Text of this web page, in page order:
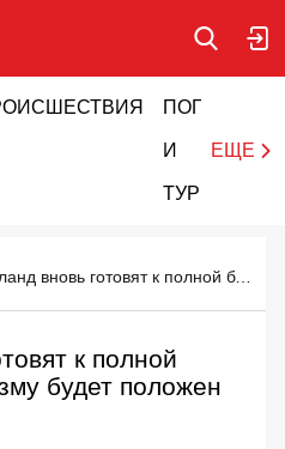
ПОГОДА
И
ТУРИЗМ
ЕЩЕ
Таиланд вновь готовят к полной блокировке: туризму будет положен конец
к полной
будет положен